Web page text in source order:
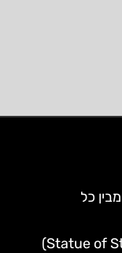
כל
פסל המלך שטפן הקדוש (Statue of St. Stephen)